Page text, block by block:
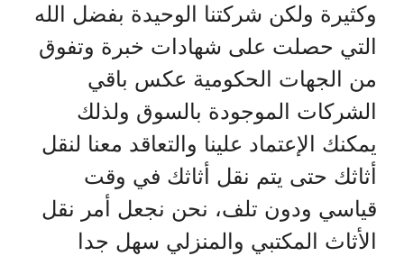
وكثيرة ولكن شركتنا الوحيدة بفضل الله
التي حصلت على شهادات خبرة وتفوق
من الجهات الحكومية عكس باقي
الشركات الموجودة بالسوق ولذلك
يمكنك الإعتماد علينا والتعاقد معنا لنقل
أثاثك حتى يتم نقل أثاثك في وقت
قياسي ودون تلف، نحن نجعل أمر نقل
الأثاث المكتبي والمنزلي سهل جدا